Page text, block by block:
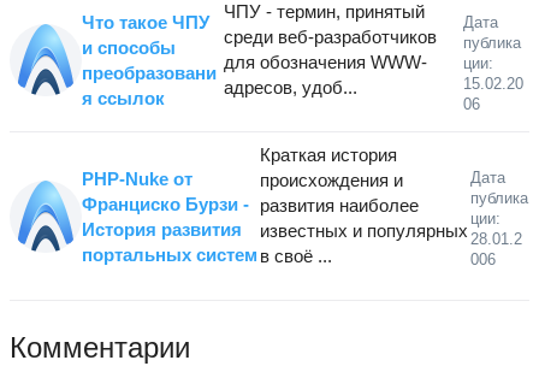
Что такое ЧПУ
и способы
преобразовани
я ссылок
ЧПУ - термин, принятый
среди веб-разработчиков
для обозначения WWW-
адресов, удоб...
Дата
публика
ции:
15.02.20
06
PHP-Nuke от
Франциско Бурзи -
История развития
портальных систем
Краткая история
происхождения и
развития наиболее
известных и популярных
в своё ...
Дата
публика
ции:
28.01.2
006
Комментарии